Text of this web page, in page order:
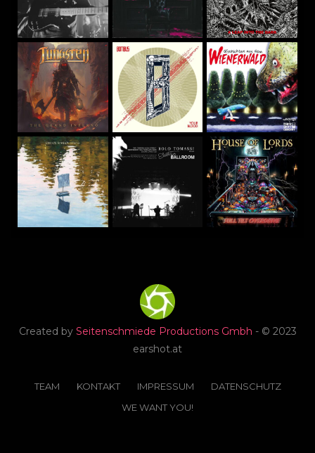
Created by Seitenschmiede Productions Gmbh - © 2023
earshot.at
TEAM KONTAKT IMPRESSUM
DATENSCHUTZ
WE WANT YOU!